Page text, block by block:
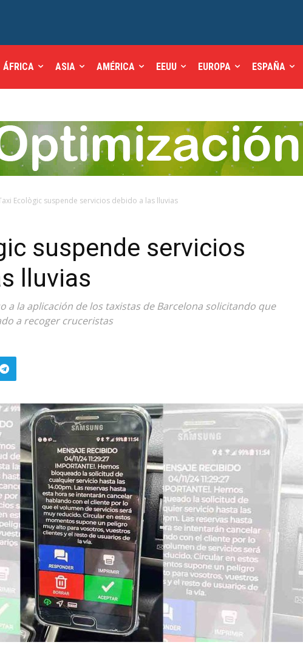
ÁFRICA ASIA AMÉRICA EEUU EUROPA ESPAÑA
Ecològic suspende servicios debido a las lluvias
suspende servicios
lluvias
a la aplicación de los taxistas de Barcelona solicitando que
a recoger cruceristas